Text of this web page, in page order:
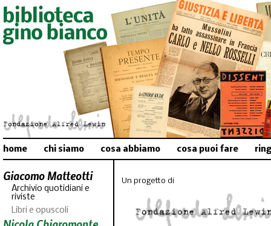
home chi siamo cosa abbiamo cosa puoi fare
Giacomo Matteotti
Archivio quotidiani e
riviste
Libri e opuscoli
Un progetto di